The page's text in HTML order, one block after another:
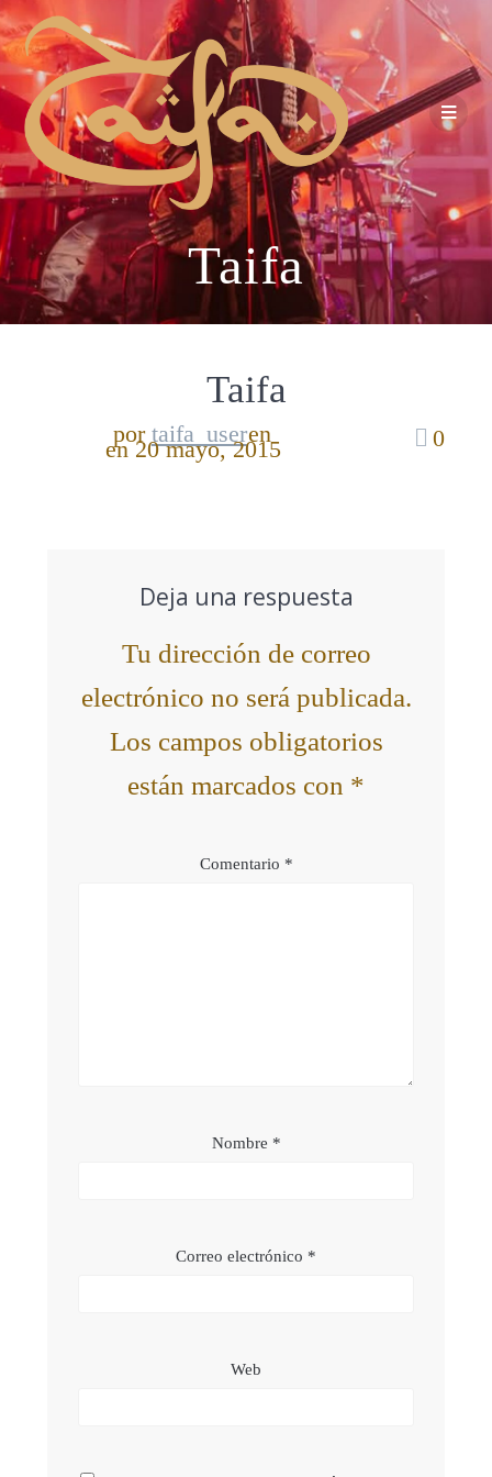
Taifa
Taifa
por taifa_useren
en 20 mayo, 2015 0
Deja una respuesta
Tu dirección de correo
electrónico no será publicada.
Los campos obligatorios
están marcados con *
Comentario *
Nombre *
Correo electrónico *
Web